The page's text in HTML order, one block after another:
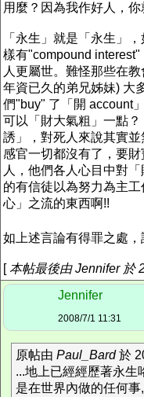
用麼？因為我作好人，
「永生」就是「永生」
樣有"compound
人更屬世。難怪那些在
年資已久的弟兄姊妹) 大
們"buy" 了「開 account
可以「財大氣粗」一點
誘」，對死人來說其實
感官一切都沒有了，要
人，他們各人心目中對
的有信徒以為努力為主
心」之流的東西啊!!
如上述言論有得罪之處，
[本帖最後由 Jennifer 於
Jennifer
2008/7/1 11:31
原帖由 Paul_Bard於
...地上已經經歷著永生
是在世界內做的任何